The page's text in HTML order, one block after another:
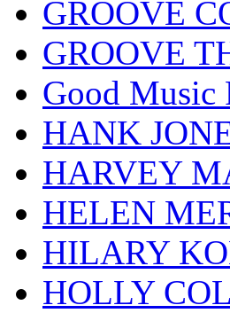
GROOVE
GROOVE
Good Music
HANK
HARVEY
HELEN
HILARY
HOLLY